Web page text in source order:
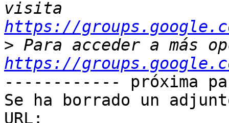
https://groups.google.com/
>
https://
------------ próxima
Se ha borrado un
URL: